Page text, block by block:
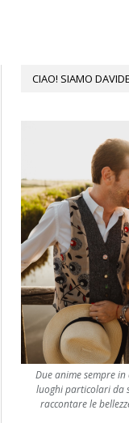
CIAO! SIAMO
Due anime sempre
luoghi particolari da
raccontare le